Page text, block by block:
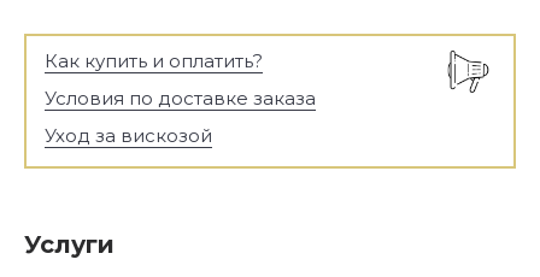
Как купить и оплатить?
Условия по доставке заказа
Уход за вискозой
Услуги